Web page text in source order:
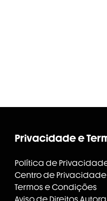
Privacidade e
Política de
Centro de Privacidade
Termos e Condições